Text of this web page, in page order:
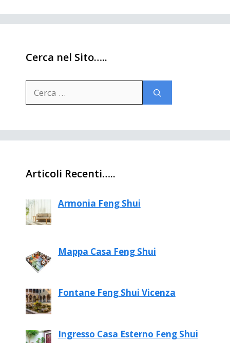
Cerca nel Sito…..
per:
Articoli Recenti…..
Armonia Feng Shui
Mappa Casa Feng Shui
Fontane Feng Shui Vicenza
Ingresso Casa Esterno Feng Shui